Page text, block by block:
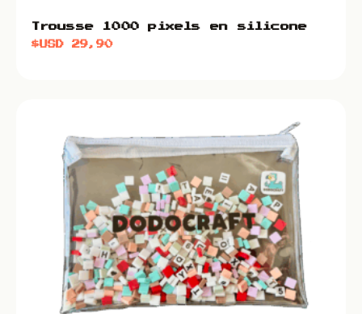
Trousse 1000 pixels en silicone
$USD29,90